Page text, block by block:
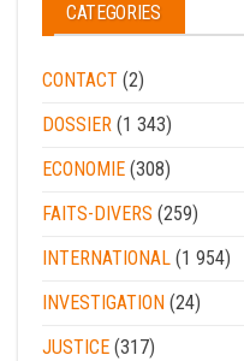
CATEGORIES
CONTACT (2)
DOSSIER (1 343)
ECONOMIE (308)
FAITS-DIVERS (259)
INTERNATIONAL (1 954)
INVESTIGATION (24)
JUSTICE (317)